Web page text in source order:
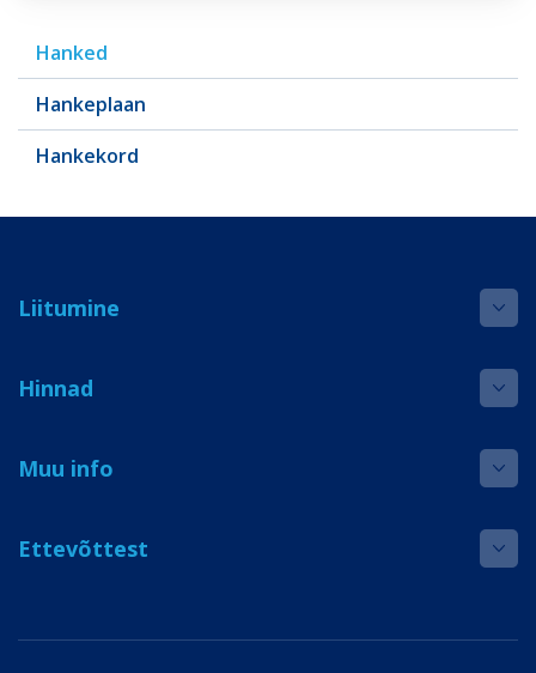
Hanked
Hankeplaan
Hankekord
Liitumine
Hinnad
Muu info
Ettevõttest